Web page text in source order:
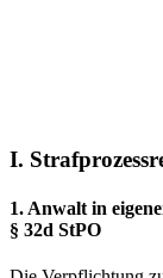
I.
1. Anwalt in
§ 32d StPO